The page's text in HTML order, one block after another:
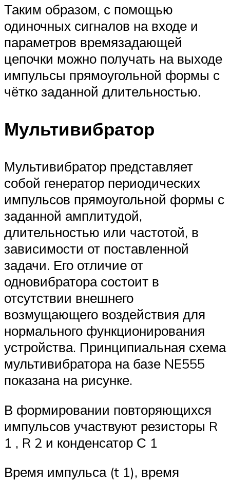
Таким образом, с помощью
одиночных сигналов на входе и
параметров времязадающей
цепочки можно получать на выходе
импульсы прямоугольной формы с
чётко заданной длительностью.
Мультивибратор
Мультивибратор представляет
собой генератор периодических
импульсов прямоугольной формы с
заданной амплитудой,
длительностью или частотой, в
зависимости от поставленной
задачи. Его отличие от
одновибратора состоит в
отсутствии внешнего
возмущающего воздействия для
нормального функционирования
устройства. Принципиальная схема
мультивибратора на базе NE555
показана на рисунке.
В формировании повторяющихся
импульсов участвуют резисторы R
1 , R 2 и конденсатор С 1
Время импульса (t 1), время